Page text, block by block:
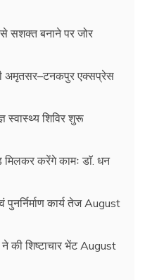
सशक्त बनाने पर जोर
अमृतसर–टनकपुर एक्सप्रेस
स्वास्थ्य शिविर शुरू
मिलकर करेंगे कामः डाॅ. धन
कार्य तेज August
की शिष्टाचार भेंट August